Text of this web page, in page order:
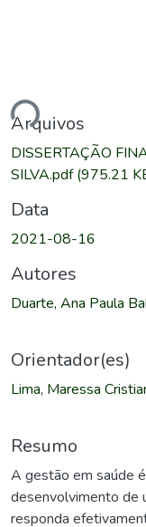
Arquivos
DISSERTAÇÃO
SILVA.pdf(975.21
Data
2021-08-16
Autores
Duarte, Ana Paula
Orientador(es)
Lima, Maressa
Resumo
A gestão em saúde
desenvolvimento de
responda